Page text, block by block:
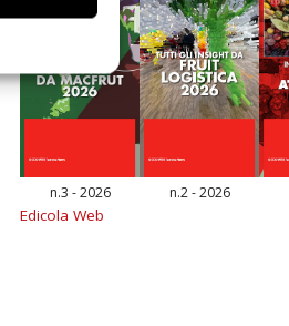
n.3 - 2026 n.2 - 2026
Edicola Web